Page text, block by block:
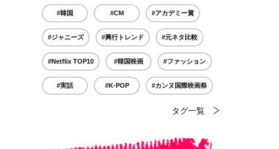
#韓国 #CM #アカデミー賞
#ジャニーズ #興行トレンド #元ネタ比較
#Netflix TOP10 #韓国映画 #ファッション
#実話 #K-POP #カンヌ国際映画祭
タグ一覧